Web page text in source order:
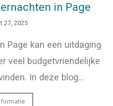
in Page
27, 2025
Page kan een uitdaging
veel budgetvriendelijke
In deze blog…